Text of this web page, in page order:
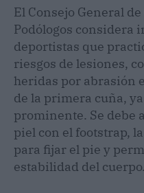
El Consejo General
Podólogos considera
deportistas que
riesgos de lesiones,
heridas por abrasión
de la primera cuña,
prominente. Se debe
piel con el footstrap,
para fijar el pie y
estabilidad del cuerpo.